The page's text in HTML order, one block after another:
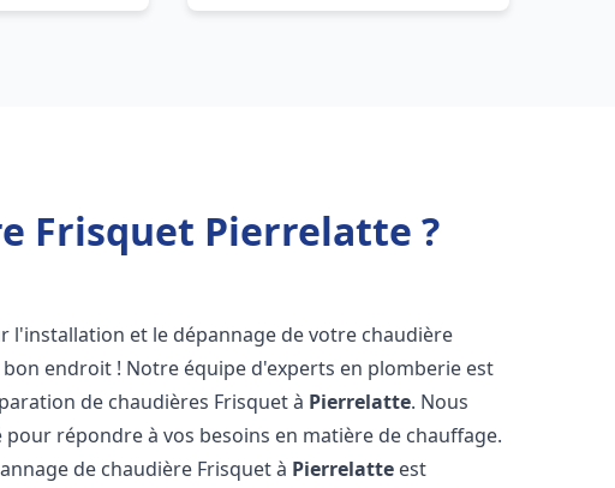
Frisquet Pierrelatte ?
l'installation et le dépannage de votre chaudière
bon endroit ! Notre équipe d'experts en plomberie est
de chaudières Frisquet à Pierrelatte. Nous
répondre à vos besoins en matière de chauffage.
de chaudière Frisquet à Pierrelatte est